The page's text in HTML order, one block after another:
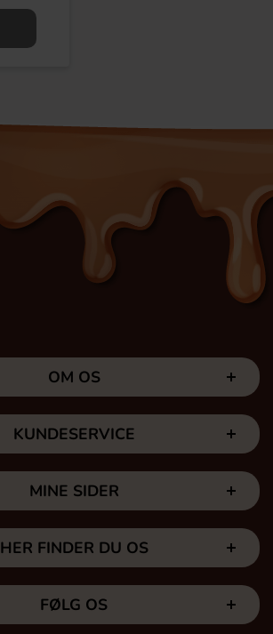
OM OS
KUNDESERVICE
MINE SIDER
HER FINDER DU OS
FØLG OS